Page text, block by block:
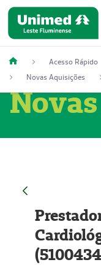
Acesso Rápido
Novas Aquisições